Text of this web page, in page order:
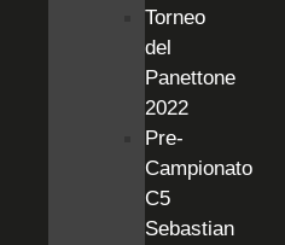
Torneo
del
Panettone
2022
Pre-
Campionato
C5
Sebastian